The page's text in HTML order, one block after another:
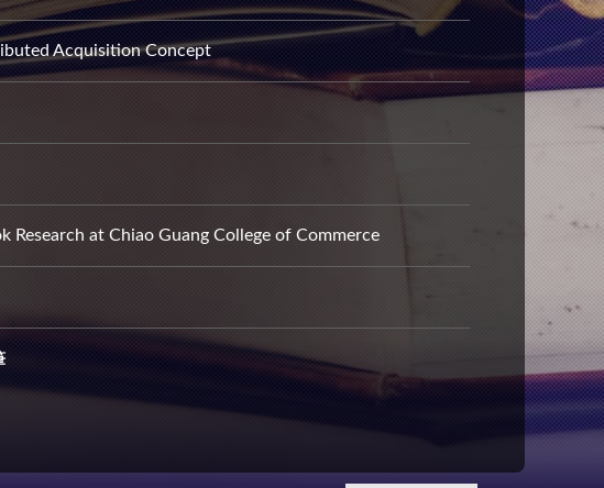
Acquisition Concept
at Chiao Guang College of Commerce